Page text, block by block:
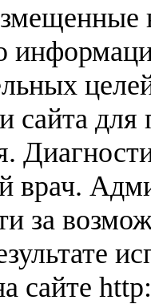
сайта
врач.
за
сайте